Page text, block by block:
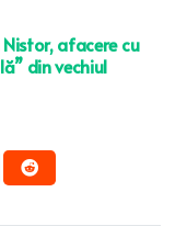
afacere cu
din vechiul